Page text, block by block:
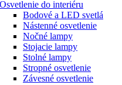
Osvetlenie do interiéru
Bodové a LED svetlá
Nástenné osvetlenie
Nočné lampy
Stojacie lampy
Stolné lampy
Stropné osvetlenie
Závesné osvetlenie